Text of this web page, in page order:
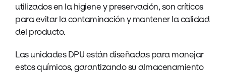
utilizados en la higiene y preservación, son críticos
para evitar la contaminación y mantener la calidad
del producto.
Las unidades DPU están diseñadas para manejar
estos químicos, garantizando su almacenamiento